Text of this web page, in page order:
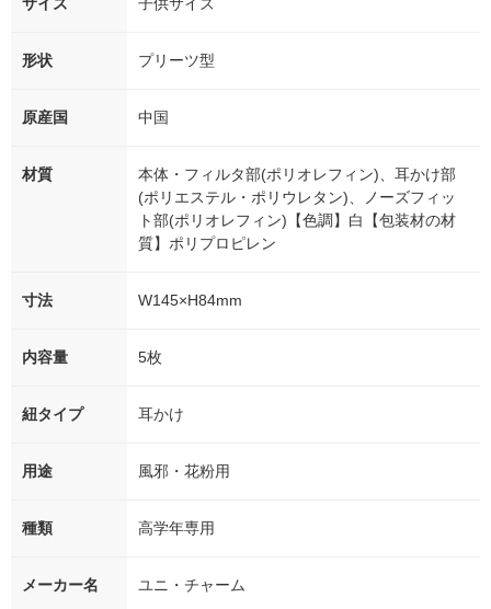
形状 プリーツ型
原産国 中国
材質
本体・フィルタ部(ポリオレフィン)、耳かけ部
(ポリエステル・ポリウレタン)、ノーズフィッ
ト部(ポリオレフィン)【色調】白【包装材の材
質】ポリプロピレン
寸法 W145×H84mm
内容量 5枚
紐タイプ 耳かけ
用途 風邪・花粉用
種類 高学年専用
メーカー名 ユニ・チャーム